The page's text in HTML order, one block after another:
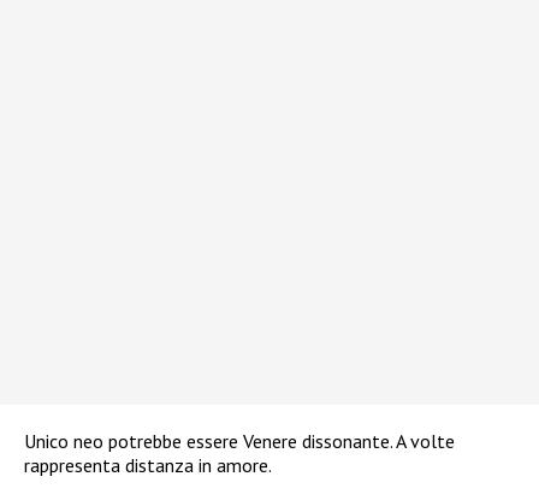
Unico neo potrebbe essere Venere dissonante. A volte
rappresenta distanza in amore.